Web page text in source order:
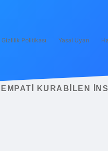
Gizlilik Politikası Yasal Uyarı
EMPATI KURABILEN